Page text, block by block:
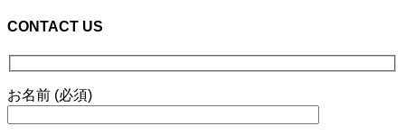
CONTACT US
お名前 (必須)